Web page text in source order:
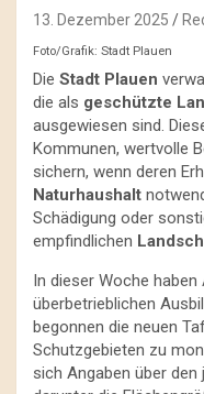
13. Dezember 2025
Foto/Grafik: Stadt Plauen
Die Stadt Plauen
die als geschützte
ausgewiesen sind.
Kommunen, wertvolle
sichern, wenn deren
Naturhaushalt
Schädigung oder
empfindlichen
In dieser Woche
überbetrieblichen
begonnen die neuen
Schutzgebieten zu
sich Angaben über